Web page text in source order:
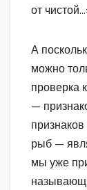
от
А
можно
проверка
—
рыб —
мы уже